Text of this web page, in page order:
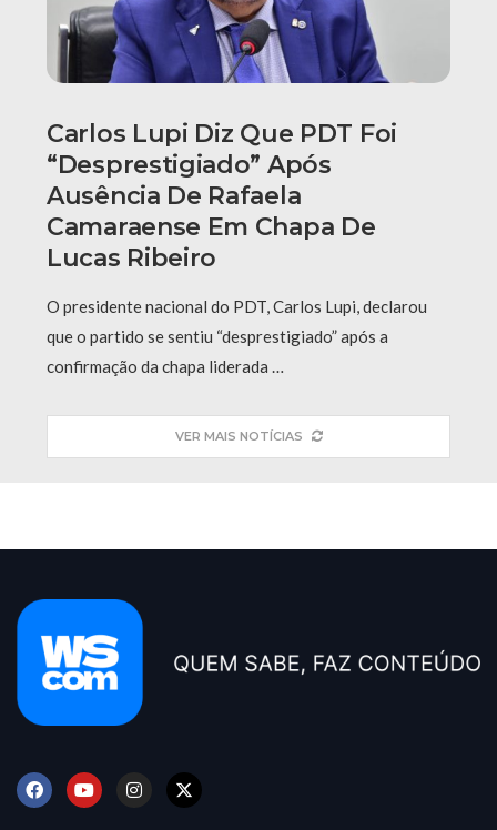
Carlos Lupi Diz Que PDT Foi
“desprestigiado” Após
Ausência De Rafaela
Camaraense Em Chapa De
Lucas Ribeiro
O presidente nacional do PDT, Carlos Lupi, declarou
que o partido se sentiu “desprestigiado” após a
confirmação da chapa liderada …
VER MAIS NOTÍCIAS